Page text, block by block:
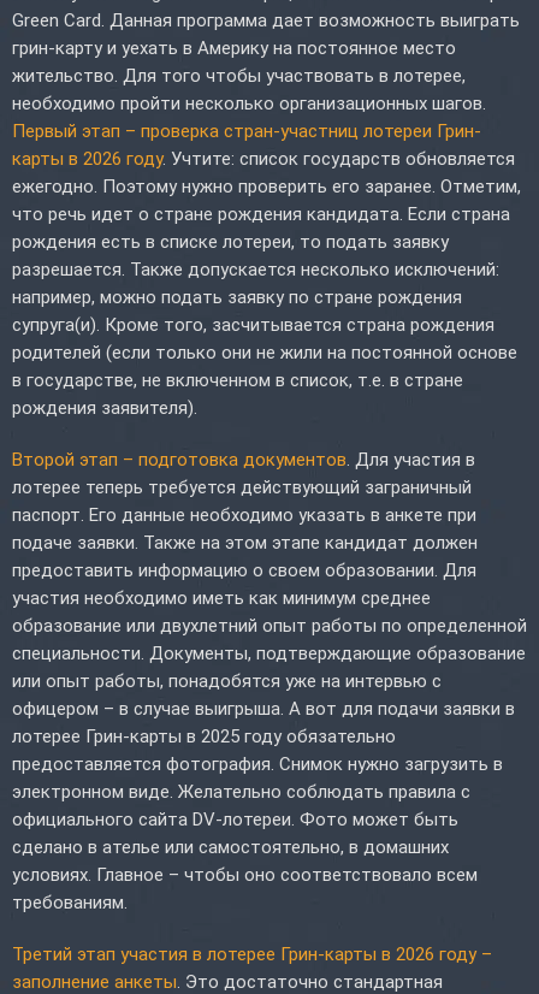
Green Card. Данная программа дает возможность выиграть
грин-карту и уехать в Америку на постоянное место
жительство. Для того чтобы участвовать в лотерее,
необходимо пройти несколько организационных шагов.
Первый этап – проверка стран-участниц лотереи Грин-
карты в 2026 году. Учтите: список государств обновляется
ежегодно. Поэтому нужно проверить его заранее. Отметим,
что речь идет о стране рождения кандидата. Если страна
рождения есть в списке лотереи, то подать заявку
разрешается. Также допускается несколько исключений:
например, можно подать заявку по стране рождения
супруга(и). Кроме того, засчитывается страна рождения
родителей (если только они не жили на постоянной основе
в государстве, не включенном в список, т.е. в стране
рождения заявителя).
Второй этап – подготовка документов . Для участия в
лотерее теперь требуется действующий заграничный
паспорт. Его данные необходимо указать в анкете при
подаче заявки. Также на этом этапе кандидат должен
предоставить информацию о своем образовании. Для
участия необходимо иметь как минимум среднее
образование или двухлетний опыт работы по определенной
специальности. Документы, подтверждающие образование
или опыт работы, понадобятся уже на интервью с
офицером – в случае выигрыша. А вот для подачи заявки в
лотерее Грин-карты в 2025 году обязательно
предоставляется фотография. Снимок нужно загрузить в
электронном виде. Желательно соблюдать правила с
официального сайта DV-лотереи. Фото может быть
сделано в ателье или самостоятельно, в домашних
условиях. Главное – чтобы оно соответствовало всем
требованиям.
Третий этап участия в лотерее Грин-карты в 2026 году –
заполнение анкеты . Это достаточно стандартная